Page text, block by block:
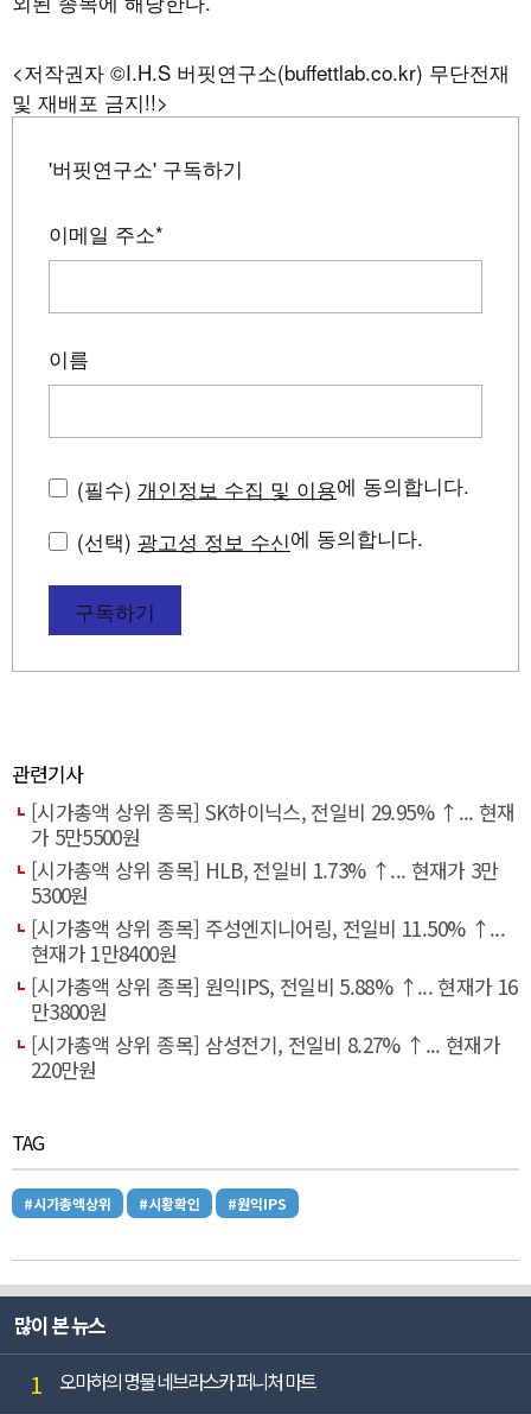
<저작권자 ©I.H.S 버핏연구소(buffettlab.co.kr) 무단전재
및 재배포 금지!!>
'버핏연구소' 구독하기
이메일 주소*
이름
(필수) 개인정보 수집 및 이용에 동의합니다.
(선택) 광고성 정보 수신에 동의합니다.
구독하기
관련기사
[시가총액 상위 종목] SK하이닉스, 전일비 29.95% ↑... 현재
가 5만5500원
[시가총액 상위 종목] HLB, 전일비 1.73% ↑... 현재가 3만
5300원
[시가총액 상위 종목] 주성엔지니어링, 전일비 11.50% ↑...
현재가 1만8400원
[시가총액 상위 종목] 원익IPS, 전일비 5.88% ↑... 현재가 16
만3800원
[시가총액 상위 종목] 삼성전기, 전일비 8.27% ↑... 현재가
220만원
TAG
#시가총액상위 #시황확인 #원익IPS
많이 본 뉴스
1 오마하의 명물 네브라스카 퍼니처 마트